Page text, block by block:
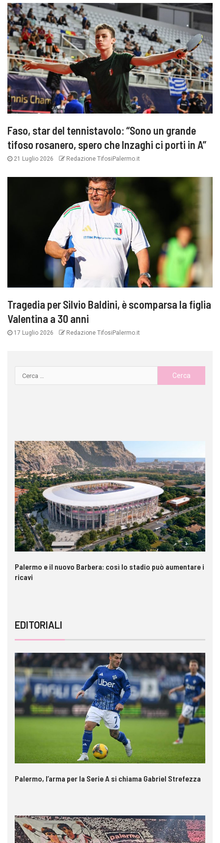
Faso, star del tennistavolo: “Sono un grande
tifoso rosanero, spero che Inzaghi ci porti in A”
21 Luglio 2026 Redazione TifosiPalermo.it
Tragedia per Silvio Baldini, è scomparsa la figlia
Valentina a 30 anni
17 Luglio 2026 Redazione TifosiPalermo.it
Palermo e il nuovo Barbera: così lo stadio può aumentare i
ricavi
EDITORIALI
Palermo, l’arma per la Serie A si chiama Gabriel Strefezza